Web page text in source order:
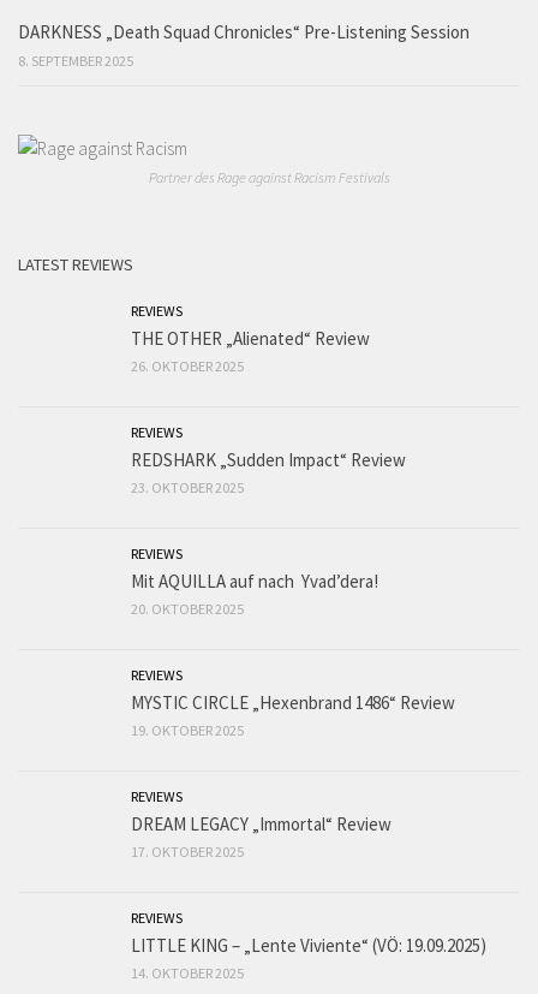
DARKNESS „Death Squad Chronicles“ Pre-Listening Session
8. SEPTEMBER 2025
Partner des Rage against Racism Festivals
LATEST REVIEWS
REVIEWS
THE OTHER „Alienated“ Review
26. OKTOBER 2025
REVIEWS
REDSHARK „Sudden Impact“ Review
23. OKTOBER 2025
REVIEWS
Mit AQUILLA auf nach Yvad’dera!
20. OKTOBER 2025
REVIEWS
MYSTIC CIRCLE „Hexenbrand 1486“ Review
19. OKTOBER 2025
REVIEWS
DREAM LEGACY „Immortal“ Review
17. OKTOBER 2025
REVIEWS
LITTLE KING – „Lente Viviente“ (VÖ: 19.09.2025)
14. OKTOBER 2025